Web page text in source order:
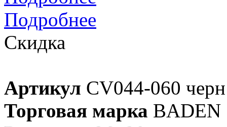
Подробнее
Скидка
Артикул CV044-060 черн
Торговая марка BADEN